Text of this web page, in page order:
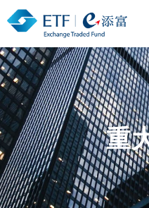
重